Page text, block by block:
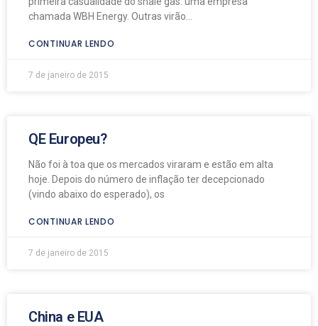
chamada WBH Energy. Outras virão…
CONTINUAR LENDO
7 de janeiro de 2015
QE Europeu?
Não foi à toa que os mercados viraram e estão em alta
hoje. Depois do número de inflação ter decepcionado
(vindo abaixo do esperado), os
CONTINUAR LENDO
7 de janeiro de 2015
China e EUA